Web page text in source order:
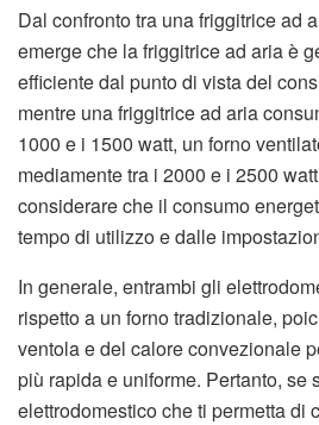
Dal confronto tra una friggitrice ad
emerge che la friggitrice ad aria è
efficiente dal punto di vista del
mentre una friggitrice ad aria
1000 e i 1500 watt, un forno
mediamente tra i 2000 e i 2500
considerare che il consumo
tempo di utilizzo e dalle
In generale, entrambi gli
rispetto a un forno tradizionale,
ventola e del calore convezionale
più rapida e uniforme. Pertanto, se
elettrodomestico che ti permetta di